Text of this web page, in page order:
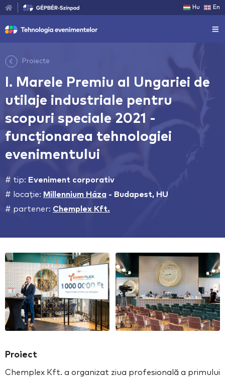
Hu En
Proiecte
I. Marele Premiu al Ungariei de
utilaje industriale pentru
scopuri speciale 2021 -
funcționarea tehnologiei
evenimentului
# tip: Eveniment corporativ
# locație: Millennium Háza - Budapest, HU
# partener: Chemplex Kft.
Proiect
Chemplex Kft. a organizat ziua profesională a primului